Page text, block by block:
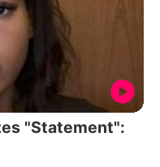
"Statement":